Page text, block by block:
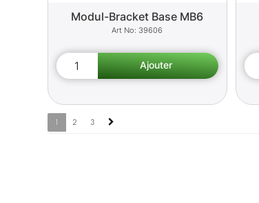
Modul-Bracket Base MB6
39606
1 2 3